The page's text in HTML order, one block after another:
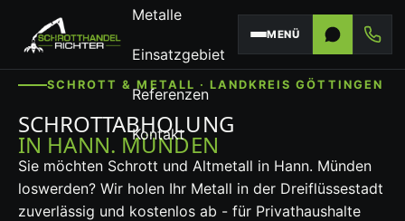
Metalle
Einsatzgebiet
Referenzen
Kontakt
MENÜ
SCHROTT & METALL · LANDKREIS GÖTTINGEN
SCHROTTABHOLUNG
IN HANN. MÜNDEN
Sie möchten Schrott und Altmetall in Hann. Münden
loswerden? Wir holen Ihr Metall in der Dreiflüssestadt
zuverlässig und kostenlos ab - für Privathaushalte